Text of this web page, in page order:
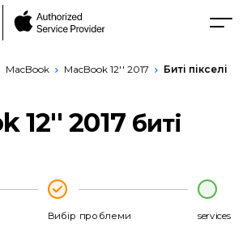
MacBook MacBook 12'' 2017 Биті пікселі
12'' 2017 биті
Вибір проблеми services